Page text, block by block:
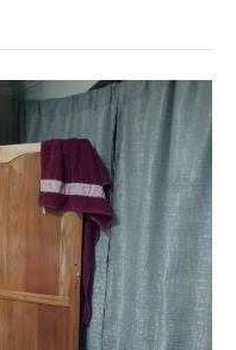
de esta cuando fue a